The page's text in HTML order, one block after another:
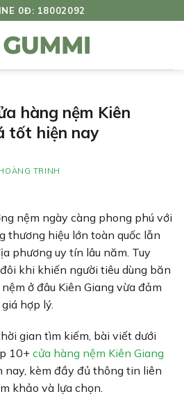
0Đ: 18002092
hàng nệm Kiên
tốt hiện nay
TRINH
nệm ngày càng phong phú với
thương hiệu lớn toàn quốc lẫn
phương uy tín lâu năm. Tuy
khi khiến người tiêu dùng băn
ở đâu Kiên Giang vừa đảm
hợp lý.
gian tìm kiếm, bài viết dưới
10+ cửa hàng nệm Kiên Giang
nay, kèm đầy đủ thông tin liên
khảo và lựa chọn.